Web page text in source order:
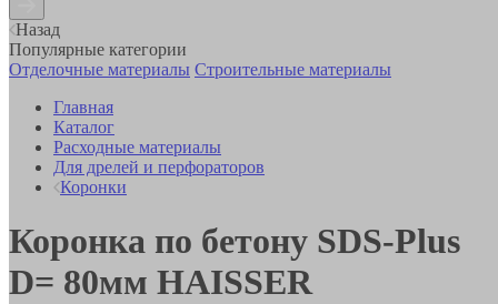
Назад
Популярные категории
Отделочные материалы Строительные материалы
Главная
Каталог
Расходные материалы
Для дрелей и перфораторов
Коронки
Коронка по бетону SDS-Plus
D= 80мм HAISSER